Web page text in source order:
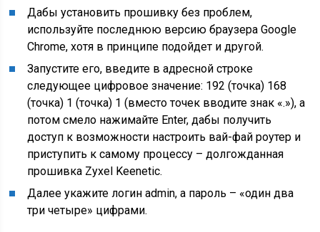
Дабы установить прошивку без проблем,
используйте последнюю версию браузера Google
Chrome, хотя в принципе подойдет и другой.
Запустите его, введите в адресной строке
следующее цифровое значение: 192 (точка) 168
(точка) 1 (точка) 1 (вместо точек вводите знак «.»), а
потом смело нажимайте Enter, дабы получить
доступ к возможности настроить вай-фай роутер и
приступить к самому процессу – долгожданная
прошивка Zyxel Keenetic.
Далее укажите логин admin, а пароль – «один два
три четыре» цифрами.